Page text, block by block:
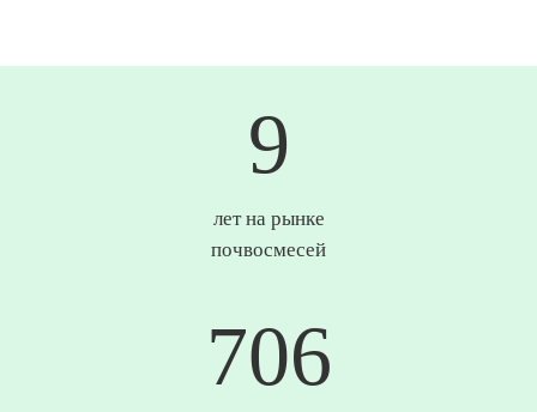
10
лет на рынке
почвосмесей
737